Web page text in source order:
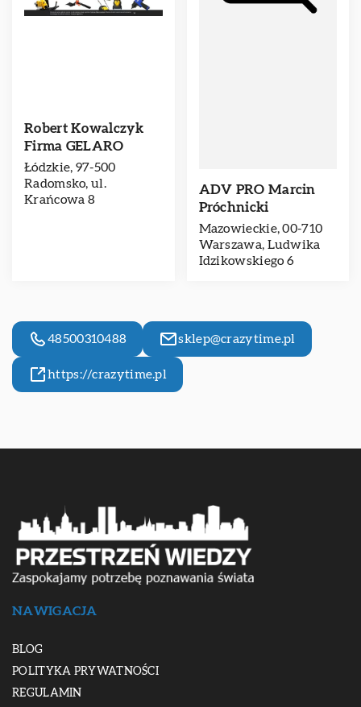
Robert Kowalczyk
Firma GELARO
Łódzkie, 97-500
Radomsko, ul.
Krańcowa 8
ADV PRO Marcin
Próchnicki
Mazowieckie, 00-710
Warszawa, Ludwika
Idzikowskiego 6
48500310488 sklep@crazytime.pl
https://crazytime.pl
NAWIGACJA
BLOG
POLITYKA PRYWATNOŚCI
REGULAMIN